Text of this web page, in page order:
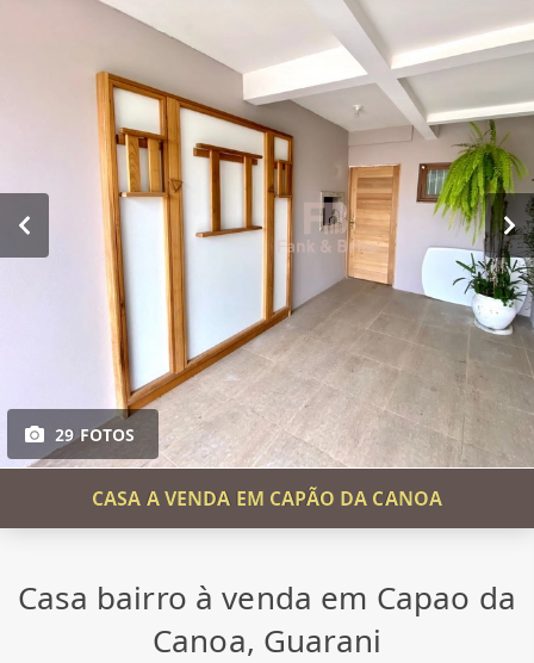
29 FOTOS
CASA A VENDA EM CAPÃO DA CANOA
Casa bairro à venda em Capao da
Canoa, Guarani